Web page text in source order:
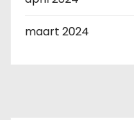
maart 2024